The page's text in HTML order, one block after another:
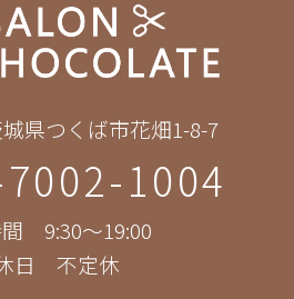
県つくば市花畑1-8-7
1004
9:30～19:00
日 不定休